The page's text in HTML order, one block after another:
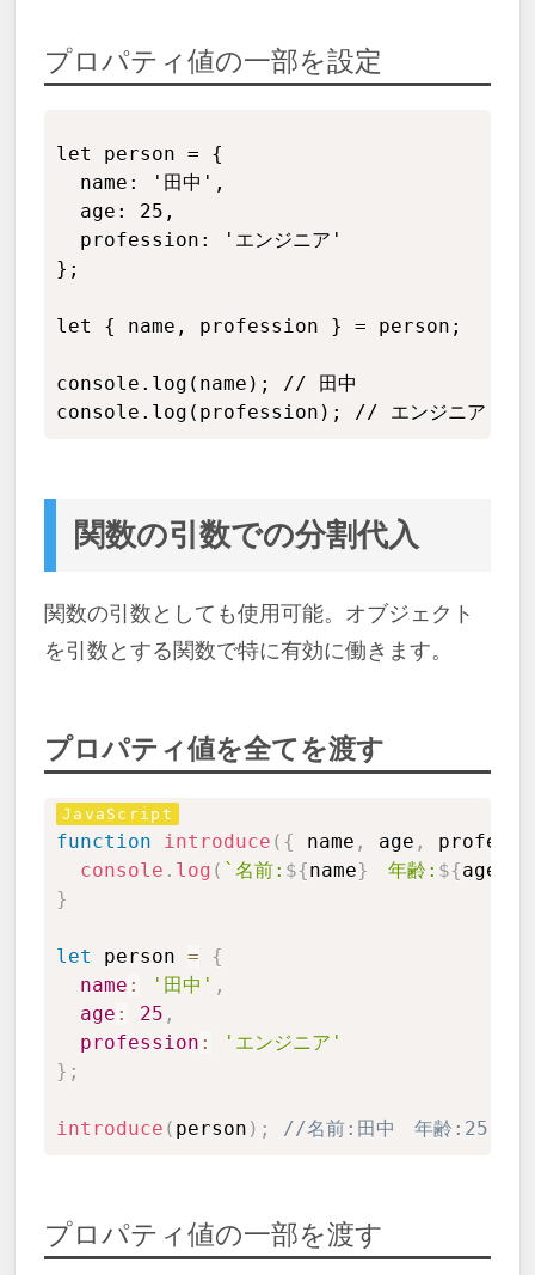
プロパティ値の一部を設定
let person = {
  name: '田中',
  age: 25,
  profession: 'エンジニア'
};
let { name, profession } = person;
console.log(name); // 田中
console.log(profession); // エンジニア
関数の引数での分割代入
関数の引数としても使用可能。オブジェクト
を引数とする関数で特に有効に働きます。
プロパティ値を全てを渡す
function introduce ( { name , age ,
console . log ( ` 名前: ${name} 年齢: ${age
}
let person =
{
name : '田中' ,
age : 25 ,
profession :
'エンジニア'
} ;
introduce ( person ) ; //名前:田中　年齢:25　職
プロパティ値の一部を渡す